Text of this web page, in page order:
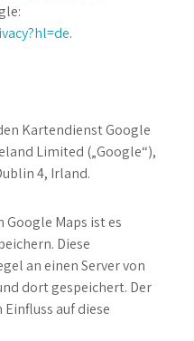
.
Kartendienst Google
Limited („Google“),
4, Irland.
Maps ist es
Diese
an einen Server von
dort gespeichert. Der
auf diese